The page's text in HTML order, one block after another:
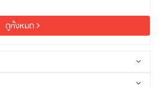
ดูทั้งหมด